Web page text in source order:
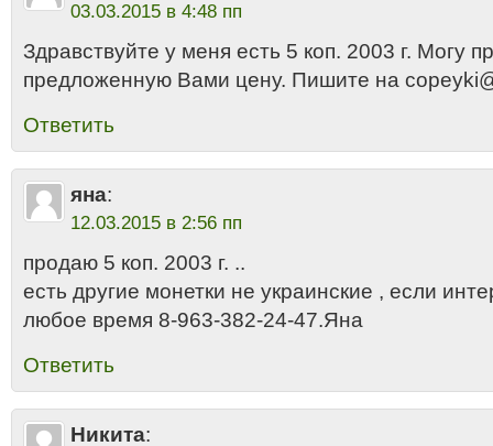
03.03.2015 в 4:48 пп
Здравствуйте у меня есть 5 коп. 2003 г. Могу
предложенную Вами цену. Пишите на
Ответить
яна:
12.03.2015 в 2:56 пп
продаю 5 коп. 2003 г. ..
есть другие монетки не украинские , если
любое время 8-963-382-24-47.Яна
Ответить
Никита: